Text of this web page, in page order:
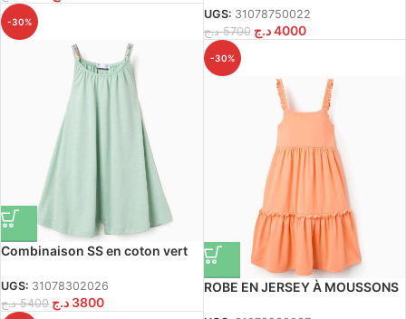
UGS: 31078750022
5700 د.ج 4000 د.ج
-30%
Combinaison SS en coton vert
UGS: 31078302026
5400 د.ج 3800 د.ج
-30%
ROBE EN JERSEY À MOUSSONS